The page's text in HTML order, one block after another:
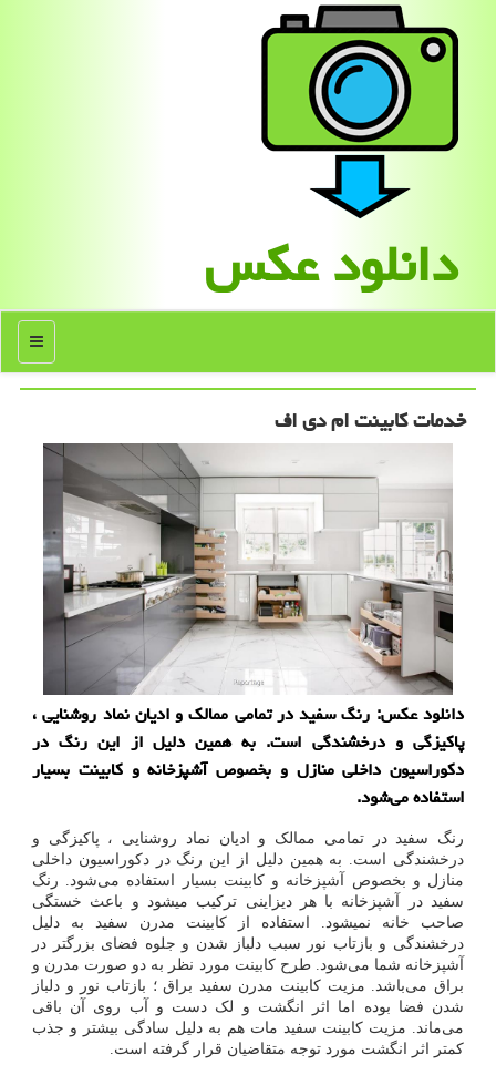
دانلود عكس
منو
خدمات كابینت ام دی اف
دانلود عكس: رنگ سفید در تمامی ممالك و ادیان نماد روشنایی ،
پاكیزگی و درخشندگی است. به همین دلیل از این رنگ در
دكوراسیون داخلی منازل و بخصوص آشپزخانه و كابینت بسیار
استفاده می‌شود.
رنگ سفید در تمامی ممالک و ادیان نماد روشنایی ، پاکیزگی و
درخشندگی است. به همین دلیل از این رنگ در دکوراسیون داخلی
منازل و بخصوص آشپزخانه و کابینت بسیار استفاده می‌شود. رنگ
سفید در آشپزخانه با هر دیزاینی ترکیب میشود و باعث خستگی
صاحب خانه نمیشود. استفاده از کابینت مدرن سفید به دلیل
درخشندگی و بازتاب نور سبب دلباز شدن و جلوه فضای بزرگتر در
آشپزخانه شما می‌شود. طرح کابینت مورد نظر به دو صورت مدرن و
براق می‌باشد. مزیت کابینت مدرن سفید براق ؛ بازتاب نور و دلباز
شدن فضا بوده اما اثر انگشت و لک دست و آب روی آن باقی
می‌ماند. مزیت کابینت سفید مات هم به دلیل سادگی بیشتر و جذب
کمتر اثر انگشت مورد توجه متقاضیان قرار گرفته است.